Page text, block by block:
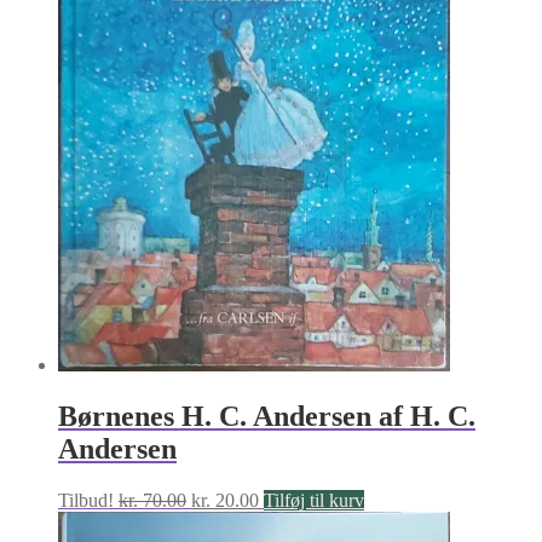
Børnenes H. C. Andersen af H. C.
Andersen
Tilbud! kr.70.00 Den
oprindelige
kr. 20.00Den
aktuelle
Tilføj til kurv